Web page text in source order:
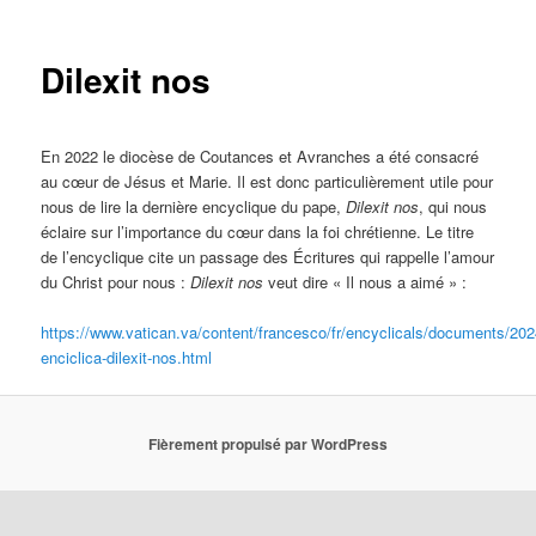
Dilexit nos
En 2022 le diocèse de Coutances et Avranches a été consacré
au cœur de Jésus et Marie. Il est donc particulièrement utile pour
nous de lire la dernière encyclique du pape,Dilexit nos, qui nous
éclaire sur l’importance du cœur dans la foi chrétienne. Le titre
de l’encyclique cite un passage des Écritures qui rappelle l’amour
du Christ pour nous :Dilexit nos veut dire « Il nous a aimé » :
https://www.vatican.va/content/francesco/fr/encyclicals/documents/
enciclica-dilexit-nos.html
Fièrement propulsé par WordPress